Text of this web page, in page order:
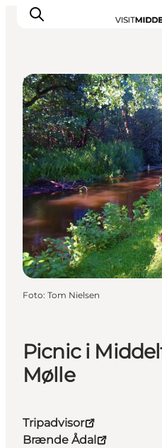
Oplevelser
Mad og drikke
Overnatning
Det Sker
Book oplevelse
Møde og
Picnic i
Mølle
Tripadvisor
Brænde Ådal
Naturområder
Foto: Tom Nielsen